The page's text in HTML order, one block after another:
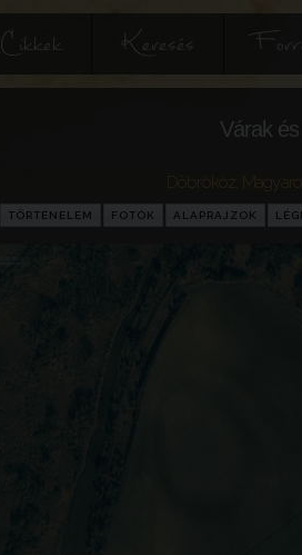
Cikkek Keresés
Várak
Döbrököz
TÖRTÉNELEM FOTÓK ALAPRAJZOK